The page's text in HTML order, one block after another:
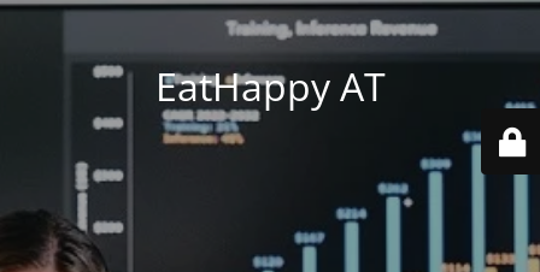
EatHappy AT